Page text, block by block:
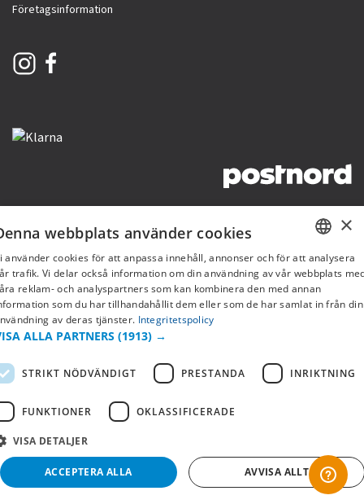
Företagsinformation
SWEDISH
FI
×
webbplats använder cookies
använder cookies för att anpassa innehåll, annonser och för att analysera
trafik. Vi delar också information om din användning av vår webbplats
reklam- och analyspartners som kan kombinera den med annan
som du har tillhandahållit dem eller som de har samlat in från din
av deras tjänster. Integritetspolicy
ALLA PARTNERS (1913) →
STRIKT NÖDVÄNDIGT PRESTANDA INRIKTNING
FUNKTIONER OKLASSIFICERADE
VISA DETALJER
ACCEPTERA ALLA AVVISA ALLT